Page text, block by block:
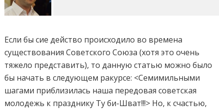
Если бы сие действо происходило во времена
существования Советского Союза (хотя это очень
тяжело представить), то данную статью можно было
бы начать в следующем ракурсе: <Семимильными
шагами приблизилась наша передовая советская
молодежь к празднику Ту би-Шват!!!> Но, к счастью,